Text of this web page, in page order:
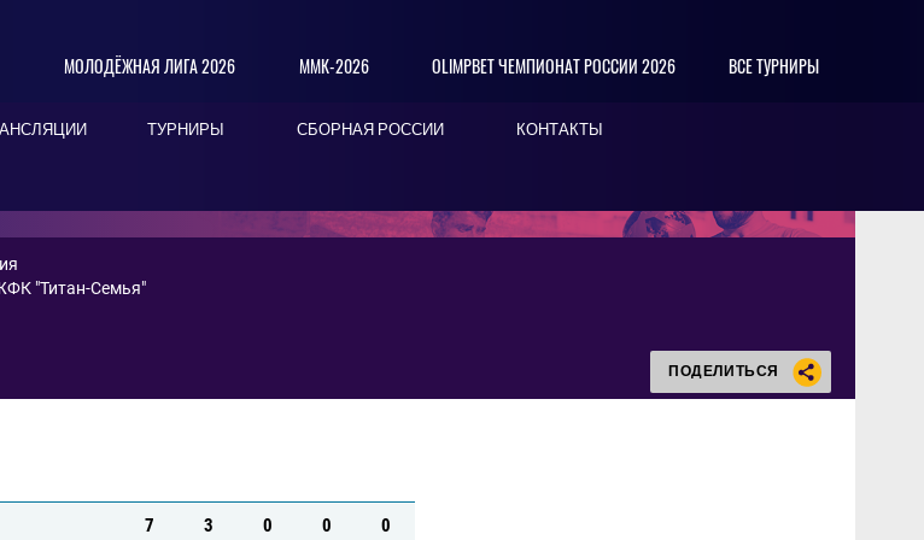
МОЛОДЁЖНАЯ ЛИГА 2026 ММК-2026 OLIMPBET ЧЕМПИОНАТ РОССИИ 2026 ВСЕ ТУРНИРЫ
ТУРНИРЫ СБОРНАЯ РОССИИ КОНТАКТЫ
"Титан-Семья"
ПОДЕЛИТЬСЯ
7 3 0 0 0